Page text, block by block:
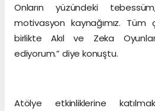
Onların yüzündeki
motivasyon kaynağımız. Tüm
birlikte Akıl ve Zeka
ediyorum.” diye konuştu.
Atölye etkinliklerine